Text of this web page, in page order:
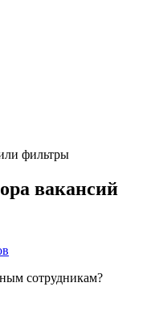
фильтры
вакансий
сотрудникам?